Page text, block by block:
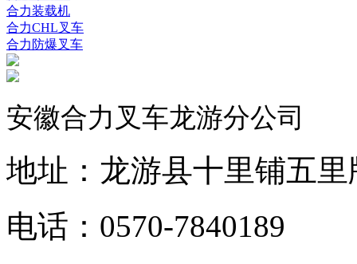
合力装载机
合力CHL叉车
合力防爆叉车
安徽合力叉车龙游分公司
地址：龙游县十里铺五里
电话：0570-7840189